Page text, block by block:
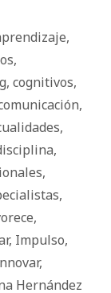
,
,
, cognitivos,
,
,
,
,
,
,
, Impulso,
,
Hernández